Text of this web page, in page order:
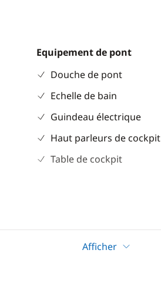
Equipement de pont
Douche de pont
Echelle de bain
Guindeau électrique
Haut parleurs de cockpit
Table de cockpit
Afficher